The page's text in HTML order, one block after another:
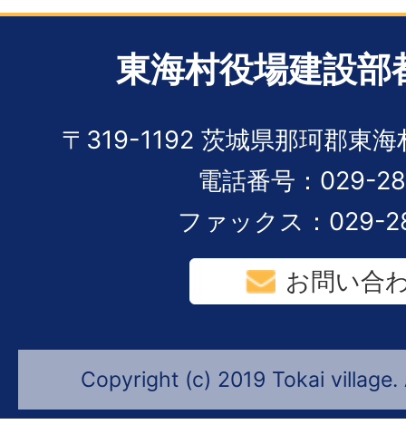
東海村役場建設部
〒319-1192 茨城県那珂郡東海
電話番号：029-
ファックス：029-
お問い合
Copyright (c) 2019 Tokai village.